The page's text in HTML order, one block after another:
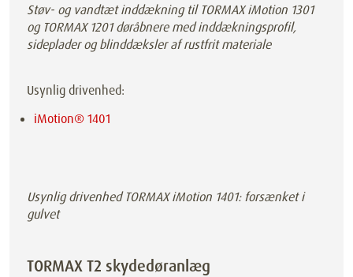
Støv- og vandtæt inddækning til TORMAX iMotion 1301
og TORMAX 1201 døråbnere med inddækningsprofil,
sideplader og blinddæksler af rustfrit materiale
Usynlig drivenhed:
iMotion® 1401
Usynlig drivenhed TORMAX iMotion 1401: forsænket i
gulvet
TORMAX T2 skydedøranlæg